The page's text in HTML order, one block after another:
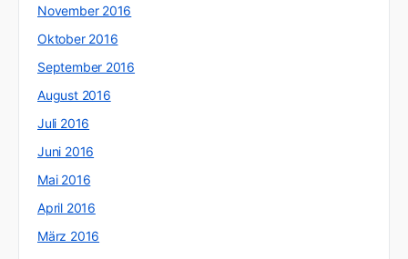
November 2016
Oktober 2016
September 2016
August 2016
Juli 2016
Juni 2016
Mai 2016
April 2016
März 2016